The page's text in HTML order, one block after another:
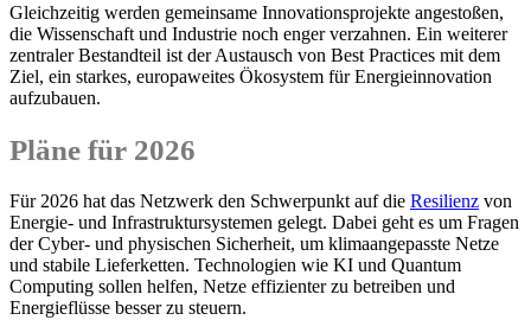
Gleichzeitig werden gemeinsame Innovationsprojekte angestoßen,
die Wissenschaft und Industrie noch enger verzahnen. Ein weiterer
zentraler Bestandteil ist der Austausch von Best Practices mit dem
Ziel, ein starkes, europaweites Ökosystem für Energieinnovation
aufzubauen.
Pläne für 2026
Für 2026 hat das Netzwerk den Schwerpunkt auf die Resilienz von
Energie- und Infrastruktursystemen gelegt. Dabei geht es um Fragen
der Cyber- und physischen Sicherheit, um klimaangepasste Netze
und stabile Lieferketten. Technologien wie KI und Quantum
Computing sollen helfen, Netze effizienter zu betreiben und
Energieflüsse besser zu steuern.